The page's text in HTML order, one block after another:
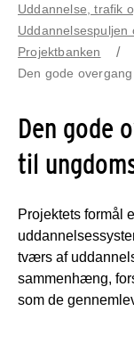
Uddannelse, trafik
Projektbanken
Den gode
Den gode
til
Projektets formål
tværs af
sammenhæng,
som de